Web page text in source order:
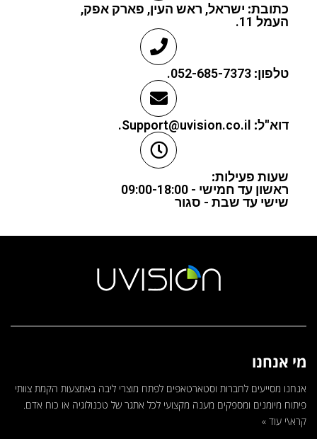
כתובת: ישראל, ראש העין, פארק אפק,
העמל 11.
טלפון:
דוא"ל:
שעות פעילות:
ראשון עד חמישי - 09:00-18:00
שישי עד שבת - סגור
מי אנחנו
אנחנו מסייעים לחברות וסטארטאפים לפתח מוצרי ליבה באמצעות הקמת צוותי
פיתוח מיומנים ומספקים מענה מקצועי לכל אתגר של טכנולוגיה או כוח אדם.
קרא\י עוד »